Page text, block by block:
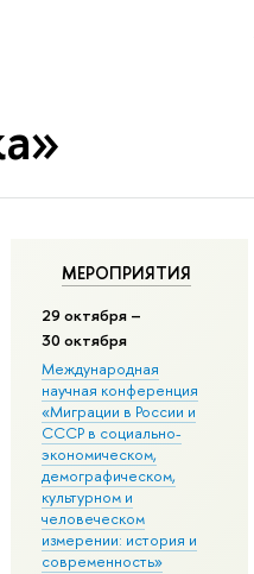
МЕРОПРИЯТИЯ
29 октября –
30 октября
Международная
научная конференция
«Миграции в Росcии и
СССР в социально-
экономическом,
демографическом,
культурном и
человеческом
измерении: история и
современность»